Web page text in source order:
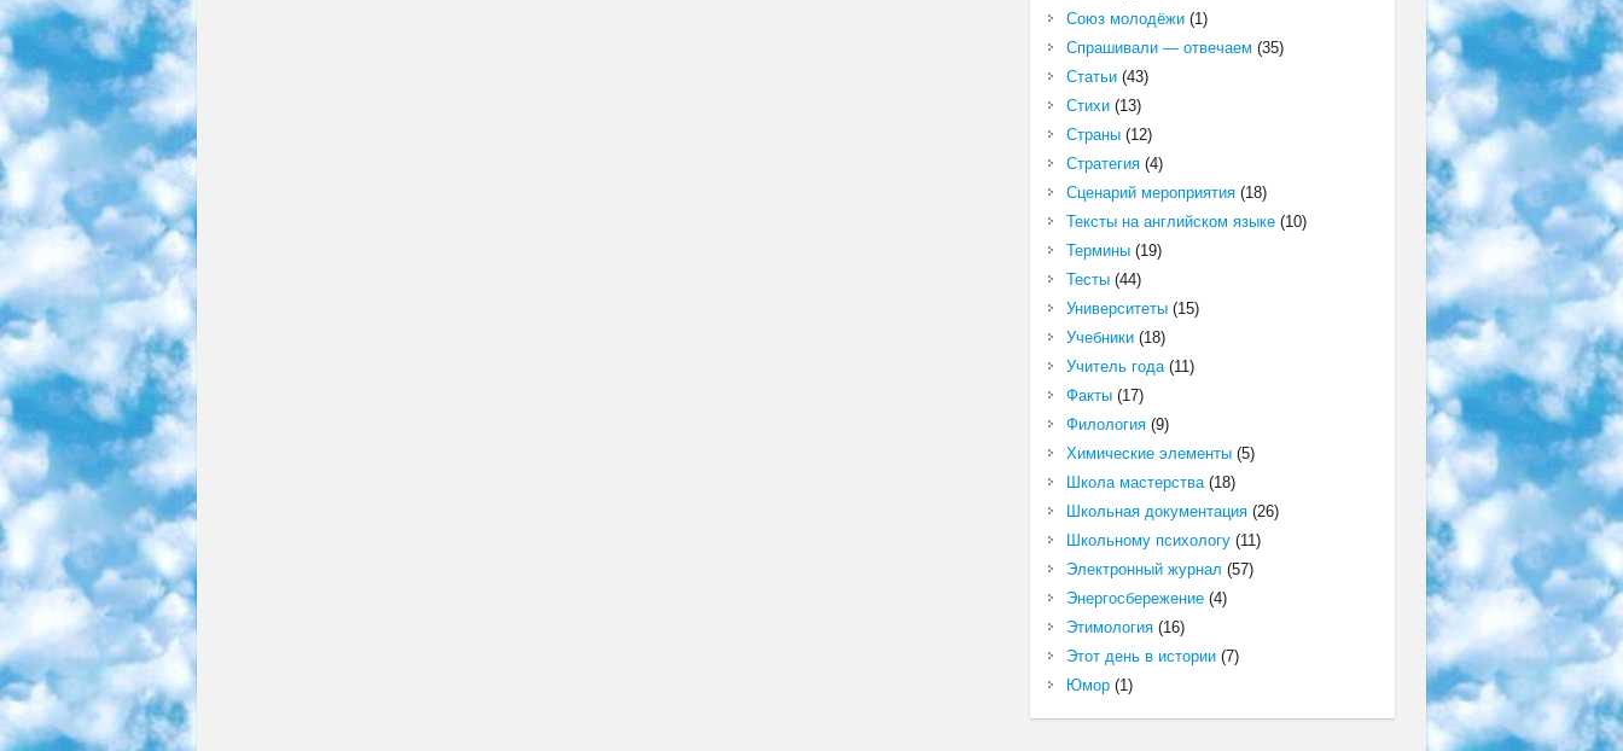
Союз молодёжи(1)
Спрашивали — отвечаем (35)
Статьи(43)
Стихи(13)
Страны(12)
Стратегия(4)
Сценарий мероприятия(18)
Тексты на английском языке(10)
Термины(19)
Тесты(44)
Университеты(15)
Учебники(18)
Учитель года(11)
Факты(17)
Филология(9)
Химические элементы(5)
Школа мастерства(18)
Школьная документация(26)
Школьному психологу(11)
Электронный журнал (57)
Энергосбережение(4)
Этимология(16)
Этот день в истории(7)
Юмор(1)